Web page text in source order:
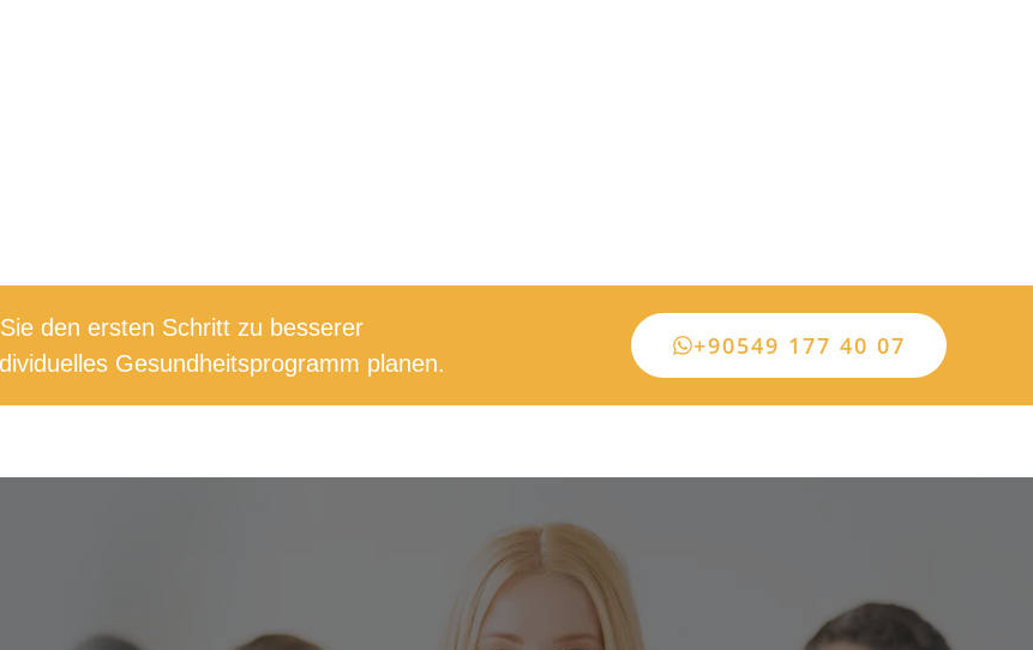
den ersten Schritt zu besserer
Gesundheitsprogramm planen.
+90549 177 40 07